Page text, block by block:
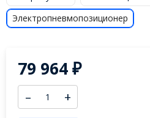
Электропневмопозиционер
79 964₽
– +